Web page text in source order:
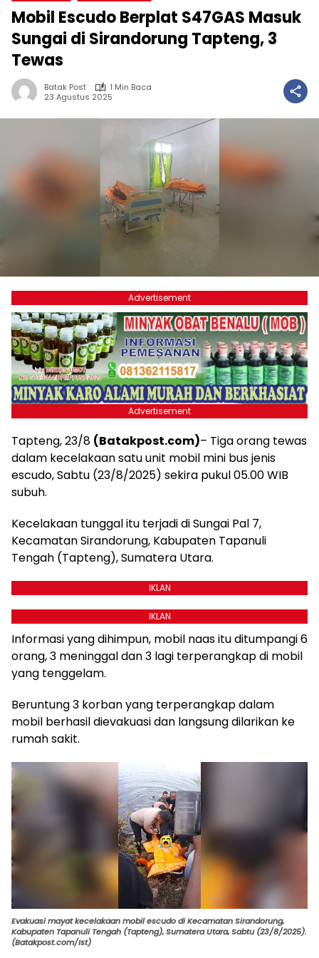
Mobil Escudo Berplat S47GAS Masuk
Sungai di Sirandorung Tapteng, 3
Tewas
Batak Post
1 Min Baca
23 Agustus 2025
Advertisement
Advertisement
Tapteng, 23/8 (Batakpost.com)– Tiga orang tewas
dalam kecelakaan satu unit mobil mini bus jenis
escudo, Sabtu (23/8/2025) sekira pukul 05.00 WIB
subuh.
Kecelakaan tunggal itu terjadi di Sungai Pal 7,
Kecamatan Sirandorung, Kabupaten Tapanuli
Tengah (Tapteng), Sumatera Utara.
IKLAN
IKLAN
Informasi yang dihimpun, mobil naas itu ditumpangi 6
orang, 3 meninggal dan 3 lagi terperangkap di mobil
yang tenggelam.
Beruntung 3 korban yang terperangkap dalam
mobil berhasil dievakuasi dan langsung dilarikan ke
rumah sakit.
Evakuasi mayat kecelakaan mobil escudo di Kecamatan Sirandorung,
Kabupaten Tapanuli Tengah (Tapteng), Sumatera Utara, Sabtu (23/8/2025).
(Batakpost.com/Ist)